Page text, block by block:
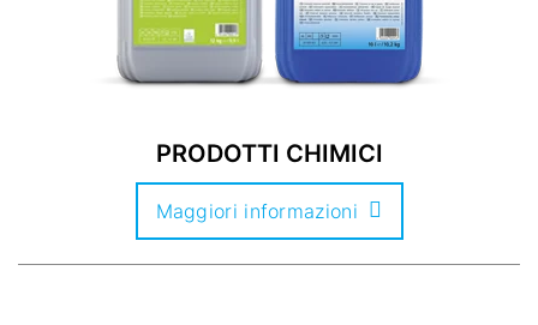
PRODOTTI CHIMICI
Maggiori informazioni